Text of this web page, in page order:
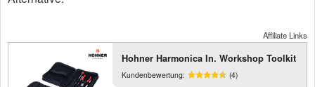
Affiliate Links
Hohner Harmonica In. Workshop Toolkit
Kundenbewertung: (4)